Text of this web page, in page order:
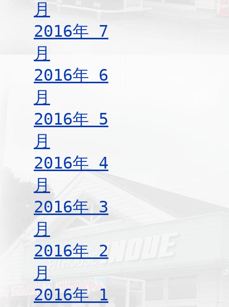
月
2016年 7
月
2016年 6
月
2016年 5
月
2016年 4
月
2016年 3
月
2016年 2
月
2016年 1